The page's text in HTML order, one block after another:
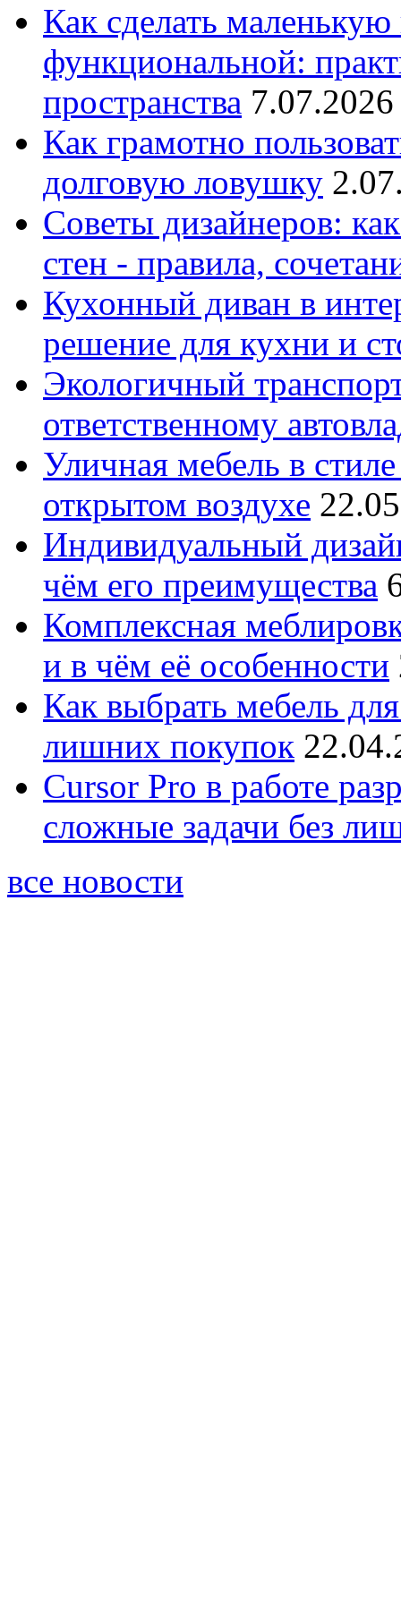
Как сделать
функциональной:
пространства
Как грамотно
долговую ловушку
Советы дизайнеров:
стен - правила,
Кухонный диван в
решение для кухни и
Экологичный
ответственному
Уличная мебель в
открытом воздухе
Индивидуальный
чём его преимущества
Комплексная
и в чём её особенности
Как выбрать мебель
лишних покупок
Cursor Pro в работе
сложные задачи без
все новости